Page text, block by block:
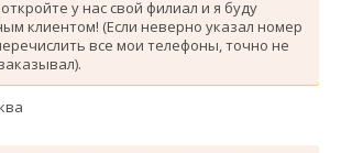
у нас свой филиал и я буду
клиентом! (Если неверно указал номер
все мои телефоны, точно не